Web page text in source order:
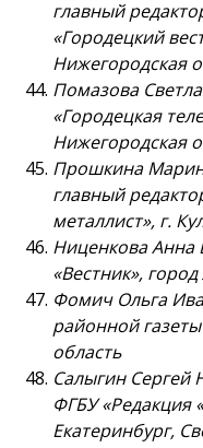
главный
«Городецкий
Нижегородская
Помазова
«Городецкая
Нижегородская
Прошкина
главный
металлист», г.
Ниценкова Анна
«Вестник»,
Фомич Ольга
районной
область
Салыгин Сергей
ФГБУ «Редакция
Екатеринбург,